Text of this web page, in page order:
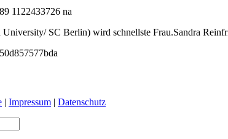
SC Berlin) wird schnellste Frau.Sandra
| Impressum | Datenschutz